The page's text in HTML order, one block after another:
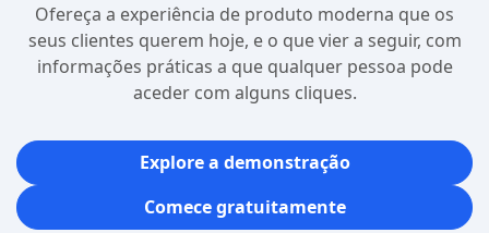
Ofereça a experiência de produto moderna que os
seus clientes querem hoje, e o que vier a seguir, com
informações práticas a que qualquer pessoa pode
aceder com alguns cliques.
Explore a demonstração
Comece gratuitamente